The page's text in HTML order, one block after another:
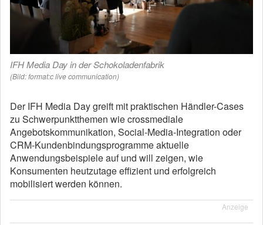
IFH Media Day in der Schokoladenfabrik
(Bild: format:c live communication)
Der IFH Media Day greift mit praktischen Händler-Cases
zu Schwerpunktthemen wie crossmediale
Angebotskommunikation, Social-Media-Integration oder
CRM-Kundenbindungsprogramme aktuelle
Anwendungsbeispiele auf und will zeigen, wie
Konsumenten heutzutage effizient und erfolgreich
mobilisiert werden können.
Anzeige